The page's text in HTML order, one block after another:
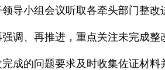
导小组会议听取各牵头部门整
调、再推进，重点关注未完成
成的问题要求及时收集佐证材料